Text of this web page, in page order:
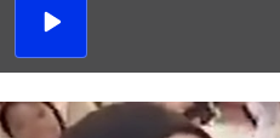
播